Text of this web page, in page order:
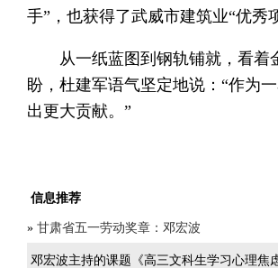
手”，也获得了武威市建筑业“优秀
从一纸蓝图到钢轨铺就，看
盼，杜建军语气坚定地说：“作为
出更大贡献。”
信息推荐
» 甘肃省五一劳动奖章：邓宏波
邓宏波主持的课题《高三文科生学习心理焦